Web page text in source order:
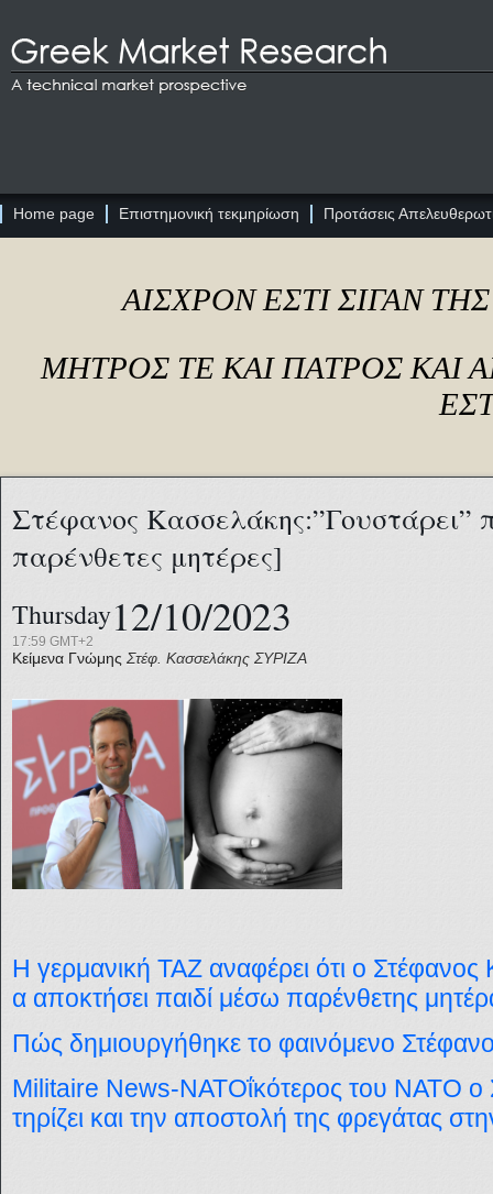
Home page Επιστημονική τεκμηρίωση Προτάσεις
ΑΙΣΧΡΟΝ ΕΣΤΙ ΣΙΓΑΝ
ΜΗΤΡΟΣ ΤΕ ΚΑΙ ΠΑΤΡΟΣ ΚΑΙ
Στέφανος Κασσελάκης:”Γουστάρει”
παρένθετες μητέρες]
Thursday12/10/2023
17:59 GMT+2
Κείμενα Γνώμης Στέφ. Κασσελάκης ΣΥΡΙΖΑ
Η γερμανική ΤΑΖ αναφέρει ότι ο Στέφανος
α αποκτήσει παιδί μέσω παρένθετης
Πώς δημιουργήθηκε το φαινόμενο
Militaire News-NATOΐκότερος του ΝΑΤΟ
τηρίζει και την αποστολή της φρεγάτας